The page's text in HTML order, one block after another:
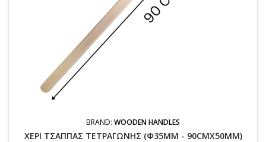
BRAND: WOODEN HANDLES
ΧΕΡΙ ΤΣΑΠΠΑΣ ΤΕΤΡΑΓΩΝΗΣ (Φ35MM - 90CMX50MM)